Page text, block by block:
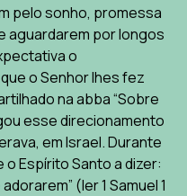
pelo sonho, promessa
aguardarem por longos
o
o Senhor lhes fez
na abba “Sobre
esse direcionamento
em Israel. Durante
o Espírito Santo a dizer:
(ler 1 Samuel 1